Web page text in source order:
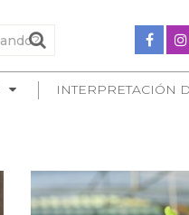
INTERPRETACIÓN